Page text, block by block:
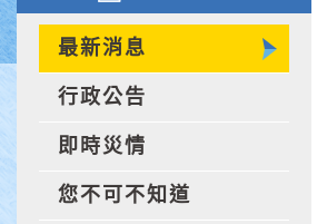
最新消息
行政公告
即時災情
您不可不知道